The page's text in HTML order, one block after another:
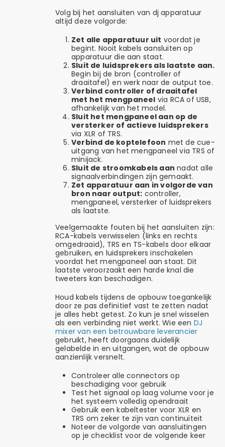
Volg bij het aansluiten van dj apparatuur
altijd deze volgorde:
Zet alle apparatuur uit voordat je
begint. Nooit kabels aansluiten op
apparatuur die aan staat.
Sluit de luidsprekers als laatste aan.
Begin bij de bron (controller of
draaitafel) en werk naar de output toe.
Verbind controller of draaitafel
met het mengpaneel via RCA of USB,
afhankelijk van het model.
Sluit het mengpaneel aan op de
versterker of actieve luidsprekers
via XLR of TRS.
Verbind de koptelefoon met de cue-
uitgang van het mengpaneel via TRS of
minijack.
Sluit de stroomkabels aan nadat alle
signaalverbindingen zijn gemaakt.
Zet apparatuur aan in volgorde van
bron naar output: controller,
mengpaneel, versterker of luidsprekers
als laatste.
Veelgemaakte fouten bij het aansluiten zijn:
RCA-kabels verwisselen (links en rechts
omgedraaid), TRS en TS-kabels door elkaar
gebruiken, en luidsprekers inschakelen
voordat het mengpaneel aan staat. Dit
laatste veroorzaakt een harde knal die
tweeters kan beschadigen.
Houd kabels tijdens de opbouw toegankelijk
door ze pas definitief vast te zetten nadat
je alles hebt getest. Zo kun je snel wisselen
als een verbinding niet werkt. Wie een DJ
mixer van een betrouwbare leverancier
gebruikt, heeft doorgaans duidelijk
gelabelde in en uitgangen, wat de opbouw
aanzienlijk versnelt.
Controleer alle connectors op
beschadiging voor gebruik
Test het signaal op laag volume voor je
het systeem volledig opendraait
Gebruik een kabeltester voor XLR en
TRS om zeker te zijn van continuïteit
Noteer de volgorde van aansluitingen
op je checklist voor de volgende keer